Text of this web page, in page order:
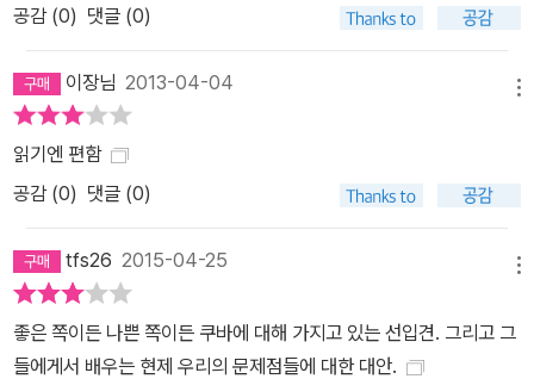
국 이상의 가난한 개발도상국도 지원하고 있다(선진국들도 이 지원
프로젝트에는 미치지 못한다). 출산휴가 18주(급여 100% 지급), 추
가로 엄마든 아빠든 육아휴가 40주(급여 60% 지급)를 쓸 수 있고,
직장 복귀 후에도 매일 한 시간씩 모유 수유할 권리를 보장받는다. 임
신중의 여성에게 지장이 있을 만한 일을 시키지 말 것을 노동법이 규
정하고 있고, 임신한 시점에서 태교를 위해 6일의 유급휴가를 얻을
위해 월 1일의 쉴 권리를 부여하고 있다. 이미 1970년대 초반에 가족
법으로 부부가 가사와 육아를 평등하게 부담할 것을 규정하고 있다.
문화와 스포츠의 발전도 눈부시다. 영화가 개봉할 때에는 긴 줄이 늘
어서고 연극과 음악 콘서트도 야구와 나란히 팬을 모은다. 예술과 문
공감 (0) 댓글 (0)
이장님 2013-04-04
읽기엔 편함
공감 (0) 댓글 (0)
tfs26 2015-04-25
좋은 쪽이든 나쁜 쪽이든 쿠바에 대해 가지고 있는 선입견. 그리고 그
들에게서 배우는 현제 우리의 문제점들에 대한 대안.